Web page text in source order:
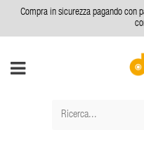
Compra in sicurezza pagando con